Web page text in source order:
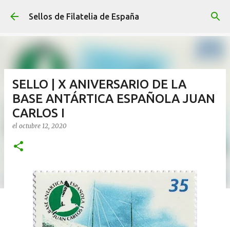
Ir al contenido principal
Sellos de Filatelia de España
SELLO | X ANIVERSARIO DE LA
BASE ANTÁRTICA ESPAÑOLA JUAN
CARLOS I
el octubre 12, 2020